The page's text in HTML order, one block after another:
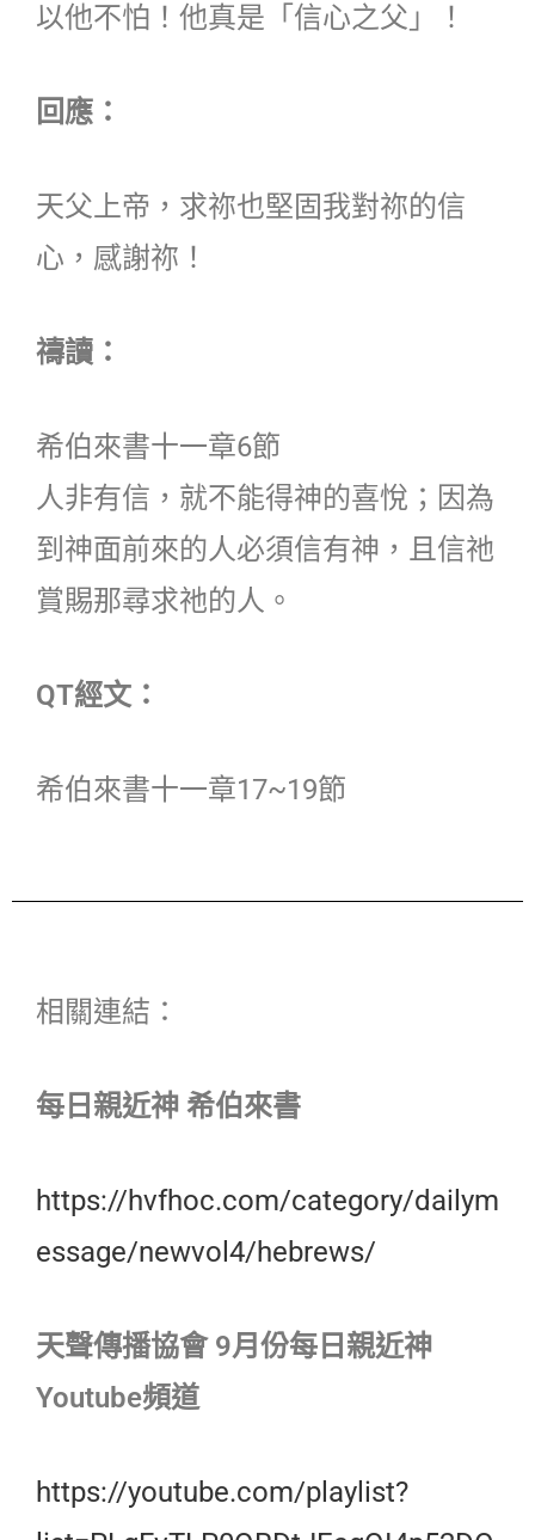
以他不怕！他真是「信心之父」！
回應：
天父上帝，求祢也堅固我對祢的信
心，感謝祢！
禱讀：
希伯來書十一章6節
人非有信，就不能得神的喜悅；因為
到神面前來的人必須信有神，且信祂
賞賜那尋求祂的人。
QT經文：
希伯來書十一章17~19節
相關連結：
每日親近神 希伯來書
https://hvfhoc.com/category/dailym
essage/newvol4/hebrews/
天聲傳播協會 9月份每日親近神
Youtube頻道
https://youtube.com/playlist?